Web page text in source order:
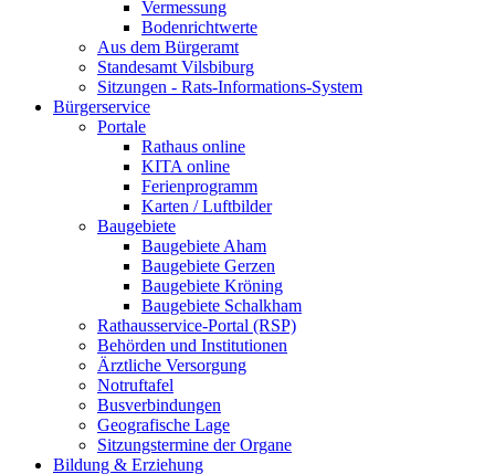
Vermessung
Bodenrichtwerte
Aus dem Bürgeramt
Standesamt Vilsbiburg
Sitzungen - Rats-Informations-System
Bürgerservice
Portale
Rathaus online
KITA online
Ferienprogramm
Karten / Luftbilder
Baugebiete
Baugebiete Aham
Baugebiete Gerzen
Baugebiete Kröning
Baugebiete Schalkham
Rathausservice-Portal (RSP)
Behörden und Institutionen
Ärztliche Versorgung
Notruftafel
Busverbindungen
Geografische Lage
Sitzungstermine der Organe
Bildung & Erziehung